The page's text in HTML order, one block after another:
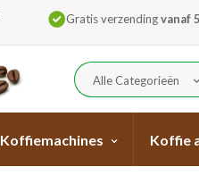
Gratis verzendingvanaf
Alle Categorieën keyboard_arrow_down
Koffiemachines Koffie